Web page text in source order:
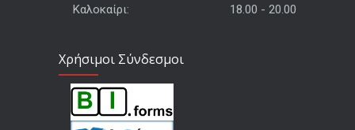
Καλοκαίρι:
18.00 - 20.00
Χρήσιμοι Σύνδεσμοι